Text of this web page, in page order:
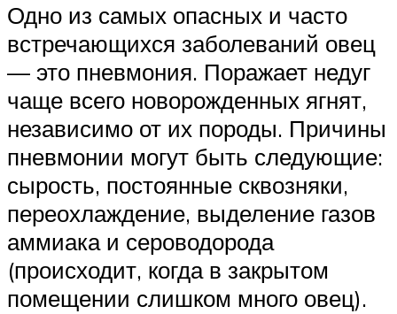
Одно из самых опасных и часто
встречающихся заболеваний овец
— это пневмония. Поражает недуг
чаще всего новорожденных ягнят,
независимо от их породы. Причины
пневмонии могут быть следующие:
сырость, постоянные сквозняки,
переохлаждение, выделение газов
аммиака и сероводорода
(происходит, когда в закрытом
помещении слишком много овец).